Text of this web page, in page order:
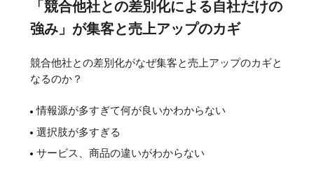
「競合他社との差別化による自社だけの
強み」が集客と売上アップのカギ
競合他社との差別化がなぜ集客と売上アップのカギと
なるのか？
情報源が多すぎて何が良いかわからない
選択肢が多すぎる
サービス、商品の違いがわからない